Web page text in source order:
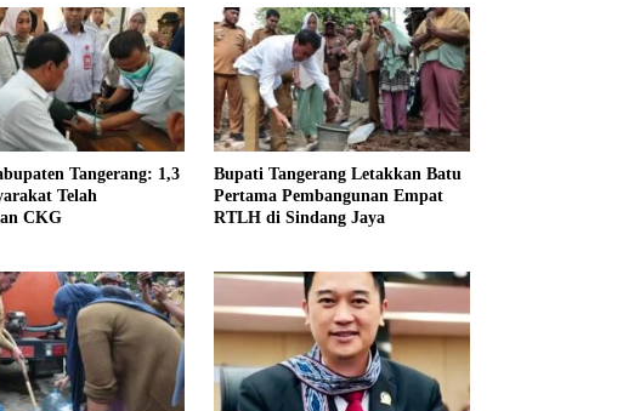
Tangerang: 1,3
Telah
CKG
Bupati Tangerang Letakkan Batu
Pertama Pembangunan Empat
RTLH di Sindang Jaya